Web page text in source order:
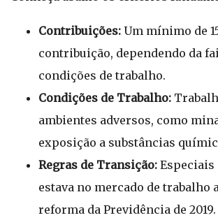
Contribuições: Um mínimo de
contribuição, dependendo da
condições de trabalho.
Condições de Trabalho:
ambientes adversos, como
exposição a substâncias
Regras de Transição: Especiais
estava no mercado de trabalho
reforma da Previdência de 2019.